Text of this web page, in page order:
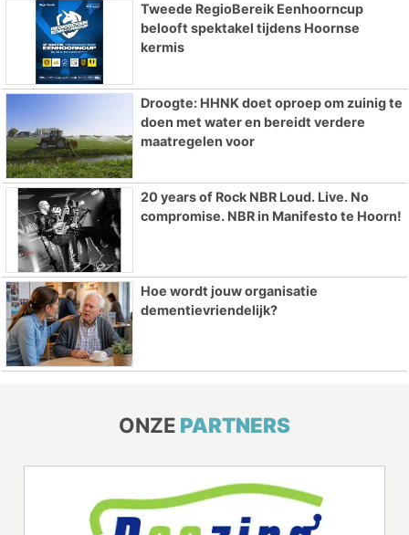
Tweede RegioBereik Eenhoorncup
belooft spektakel tijdens Hoornse
kermis
Droogte: HHNK doet oproep om zuinig te
doen met water en bereidt verdere
maatregelen voor
20 years of Rock NBR Loud. Live. No
compromise. NBR in Manifesto te Hoorn!
Hoe wordt jouw organisatie
dementievriendelijk?
ONZE PARTNERS